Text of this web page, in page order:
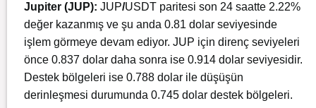
Jupiter (JUP): JUP/USDT paritesi son 24 saatte 2.22%
değer kazanmış ve şu anda 0.81 dolar seviyesinde
işlem görmeye devam ediyor. JUP için direnç seviyeleri
önce 0.837 dolar daha sonra ise 0.914 dolar seviyesidir.
Destek bölgeleri ise 0.788 dolar ile düşüşün
derinleşmesi durumunda 0.745 dolar destek bölgeleri.